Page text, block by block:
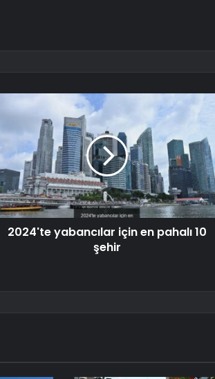
2024'te yabancılar için en pahalı 10
şehir